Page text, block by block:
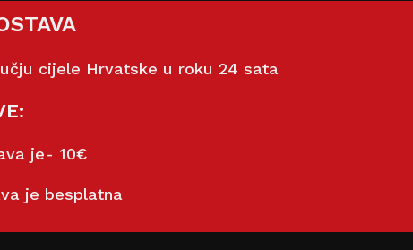
cijele Hrvatske u roku 24 sata
je- 10€
je besplatna